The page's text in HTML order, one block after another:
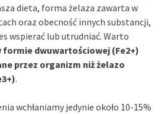
dieta, forma żelaza zawarta w
oraz obecność innych substancji,
wspierać lub utrudniać. Warto
formie dwuwartościowej (Fe2+)
przez organizm niż żelazo
.
wchłaniamy jedynie około 10-15%